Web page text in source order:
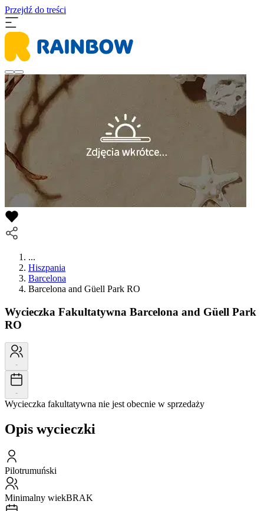
Przejdź do treści
...
Hiszpania
Barcelona
Barcelona and Güell Park RO
Wycieczka Fakultatywna Barcelona and Güell Park
RO
-
-
Wycieczka fakultatywna nie jest obecnie w sprzedaży
Opis wycieczki
Pilotrumuński
Minimalny wiekBRAK